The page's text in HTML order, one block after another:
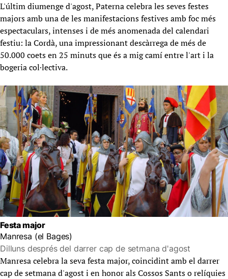
L'últim diumenge d'agost, Paterna celebra les seves festes
majors amb una de les manifestacions festives amb foc més
espectaculars, intenses i de més anomenada del calendari
festiu: la Cordà, una impressionant descàrrega de més de
50.000 coets en 25 minuts que és a mig camí entre l'art i la
bogeria col·lectiva.
Festa major
Manresa (el Bages)
Dilluns després del darrer cap de setmana d'agost
Manresa celebra la seva festa major, coincidint amb el darrer
cap de setmana d'agost i en honor als Cossos Sants o relíquies